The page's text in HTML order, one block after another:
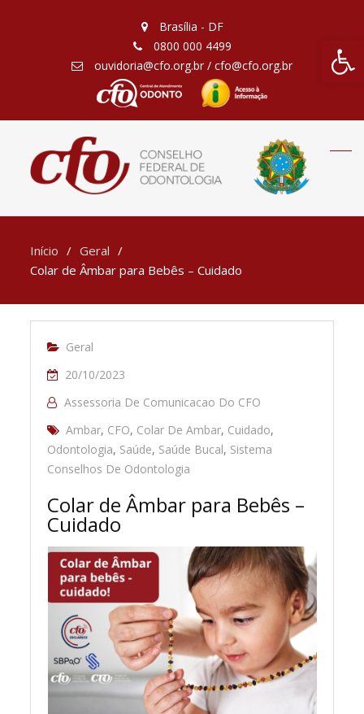
Barra
Brasília - DF
0800 000 4499
ouvidoria@cfo.org.br / cfo@cfo.org.br
Início
Geral
Colar de Âmbar para Bebês – Cuidado
Geral
20/10/2023
Assessoria De Comunicacao Do CFO
Ambar, CFO, Colar De Ambar, Cuidado,
Odontologia, Saúde, Saúde Bucal, Sistema
Conselhos De Odontologia
Colar de Âmbar para Bebês –
Cuidado